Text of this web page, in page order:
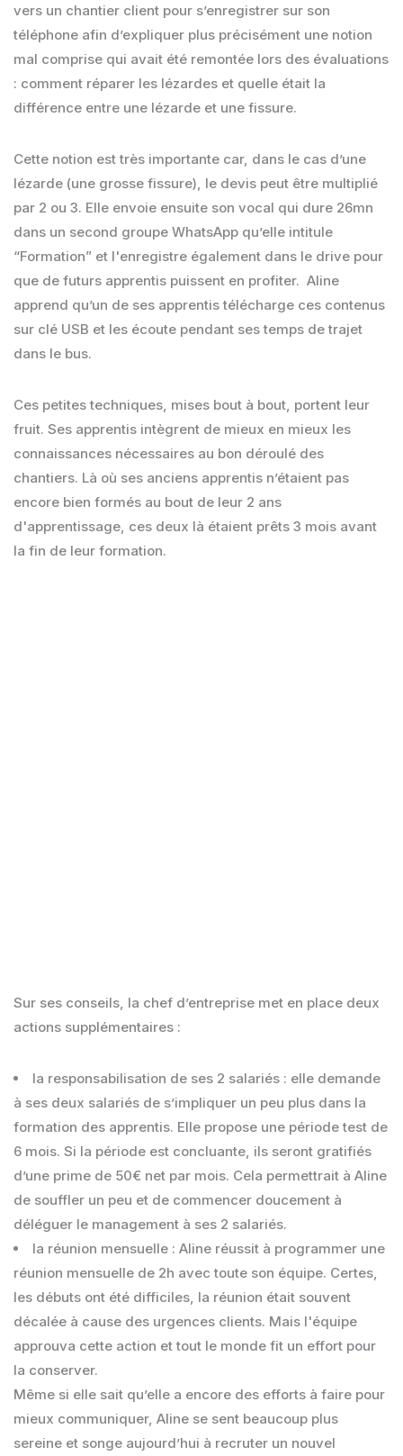
vers un chantier client pour s’enregistrer sur son
téléphone afin d’expliquer plus précisément une notion
mal comprise qui avait été remontée lors des évaluations
: comment réparer les lézardes et quelle était la
différence entre une lézarde et une fissure.
Cette notion est très importante car, dans le cas d’une
lézarde (une grosse fissure), le devis peut être multiplié
par 2 ou 3. Elle envoie ensuite son vocal qui dure 26mn
dans un second groupe WhatsApp qu’elle intitule
“Formation” et l'enregistre également dans le drive pour
que de futurs apprentis puissent en profiter. Aline
apprend qu’un de ses apprentis télécharge ces contenus
sur clé USB et les écoute pendant ses temps de trajet
dans le bus.
Ces petites techniques, mises bout à bout, portent leur
fruit. Ses apprentis intègrent de mieux en mieux les
connaissances nécessaires au bon déroulé des
chantiers. Là où ses anciens apprentis n’étaient pas
encore bien formés au bout de leur 2 ans
d'apprentissage, ces deux là étaient prêts 3 mois avant
la fin de leur formation.
Sur ses conseils, la chef d’entreprise met en place deux
actions supplémentaires :
la responsabilisation de ses 2 salariés : elle demande
à ses deux salariés de s’impliquer un peu plus dans la
formation des apprentis. Elle propose une période test de
6 mois. Si la période est concluante, ils seront gratifiés
d’une prime de 50€ net par mois. Cela permettrait à Aline
de souffler un peu et de commencer doucement à
déléguer le management à ses 2 salariés.
la réunion mensuelle : Aline réussit à programmer une
réunion mensuelle de 2h avec toute son équipe. Certes,
les débuts ont été difficiles, la réunion était souvent
décalée à cause des urgences clients. Mais l'équipe
approuva cette action et tout le monde fit un effort pour
la conserver.
Même si elle sait qu’elle a encore des efforts à faire pour
mieux communiquer, Aline se sent beaucoup plus
sereine et songe aujourd’hui à recruter un nouvel